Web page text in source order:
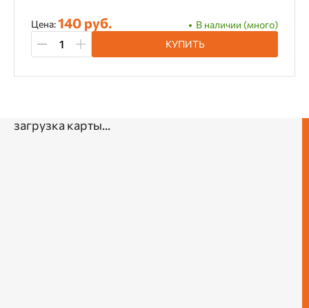
Цена:140 руб.
В наличии (много)
КУПИТЬ
загрузка карты...